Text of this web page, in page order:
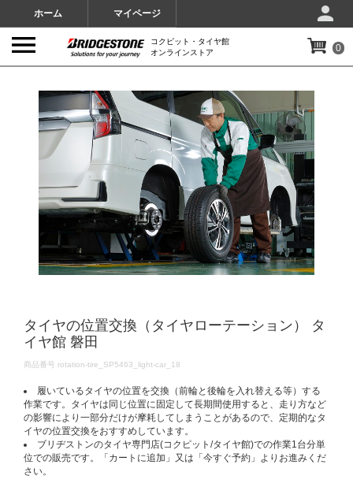
ホーム マイページ
コクピット・タイヤ館
オンラインストア
0
タイヤの位置交換（タイヤローテーション） タ
イヤ館 磐田
DETAILS
商品番号 rotation-tire_SP5463_light-car_18
履いているタイヤの位置を交換（前輪と後輪を入れ替える等）する
作業です。タイヤは同じ位置に固定して長期間使用すると、走り方など
の影響により一部分だけが摩耗してしまうことがあるので、定期的なタ
イヤの位置交換をおすすめしています。
ブリヂストンのタイヤ専門店(コクピット/タイヤ館)での作業1台分単
位での販売です。「カートに追加」又は「今すぐ予約」よりお進みくだ
さい。